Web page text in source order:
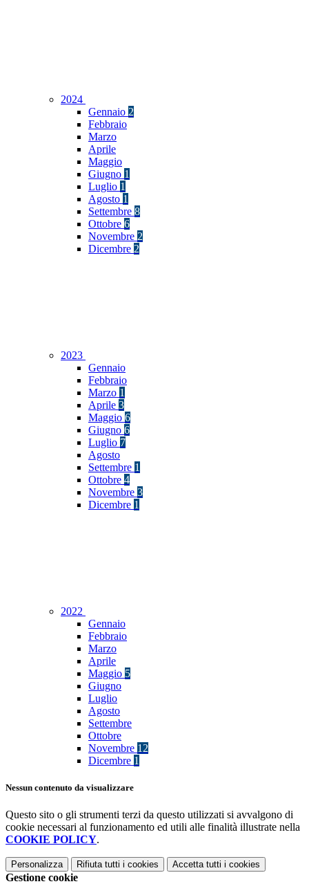
2024
Gennaio 2
Febbraio
Marzo
Aprile
Maggio
Giugno 1
Luglio 1
Agosto 1
Settembre 8
Ottobre 6
Novembre 2
Dicembre 2
2023
Gennaio
Febbraio
Marzo 1
Aprile 3
Maggio 6
Giugno 6
Luglio 7
Agosto
Settembre 1
Ottobre 4
Novembre 3
Dicembre 1
2022
Gennaio
Febbraio
Marzo
Aprile
Maggio 5
Giugno
Luglio
Agosto
Settembre
Ottobre
Novembre 12
Dicembre 1
Nessun contenuto da visualizzare
Questo sito o gli strumenti terzi da questo utilizzati si avvalgono di
cookie necessari al funzionamento ed utili alle finalità illustrate nella
COOKIE POLICY.
Personalizza Rifiuta tutti i cookies Accetta tutti i cookies
Gestione cookie